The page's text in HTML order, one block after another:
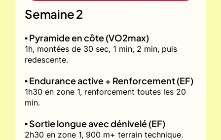
Semaine 2
▪️ Pyramide en côte (VO2max)
1h, montées de 30 sec, 1 min, 2 min, puis
redescente.
▪️ Endurance active + Renforcement (EF)
1h30 en zone 1, renforcement toutes les 20
min.
▪️ Sortie longue avec dénivelé (EF)
2h30 en zone 1, 900 m+ terrain technique.